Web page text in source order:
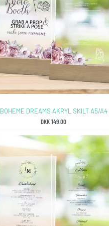
BOHEME DREAMS AKRYL SKILT A5/A4
DKK149.00